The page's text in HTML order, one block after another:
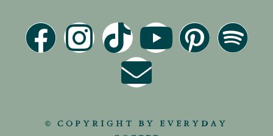
© COPYRIGHT BY EVERYDAY